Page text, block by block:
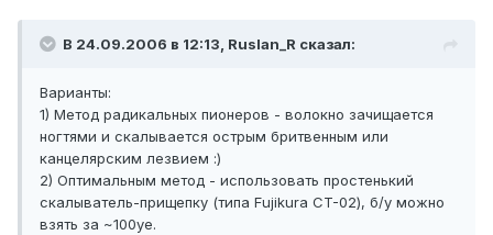
В 24.09.2006 в 12:13, Ruslan_R сказал:
Варианты:
1) Метод радикальных пионеров - волокно зачищается
ногтями и скалывается острым бритвенным или
канцелярским лезвием :)
2) Оптимальным метод - использовать простенький
скалыватель-прищепку (типа Fujikura CT-02), б/у можно
взять за ~100уе.